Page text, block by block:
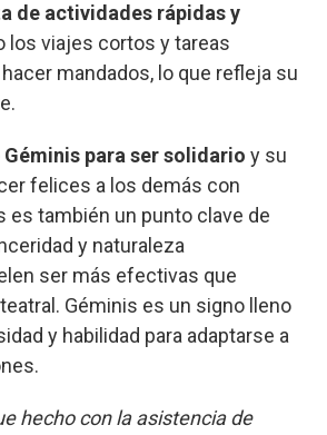
de actividades rápidas y
los viajes cortos y tareas
mandados, lo que refleja su
para ser solidario y su
felices a los demás con
es también un punto clave de
y naturaleza
ser más efectivas que
Géminis es un signo lleno
y habilidad para adaptarse a
hecho con la asistencia de